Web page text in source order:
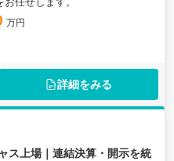
万円
詳細をみる
ス上場｜連結決算・開示を統